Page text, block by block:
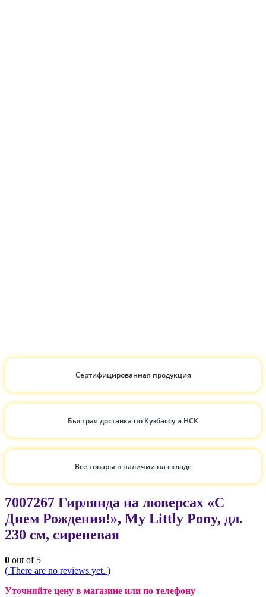
Сертифицированная продукция
Быстрая доставка по Кузбассу и НСК
Все товары в наличии на складе
7007267 Гирлянда на люверсах «С
Днем Рождения!», My Littly Pony, дл.
230 см, сиреневая
0 out of 5
( There are no reviews yet. )
Уточняйте цену в магазине или по телефону